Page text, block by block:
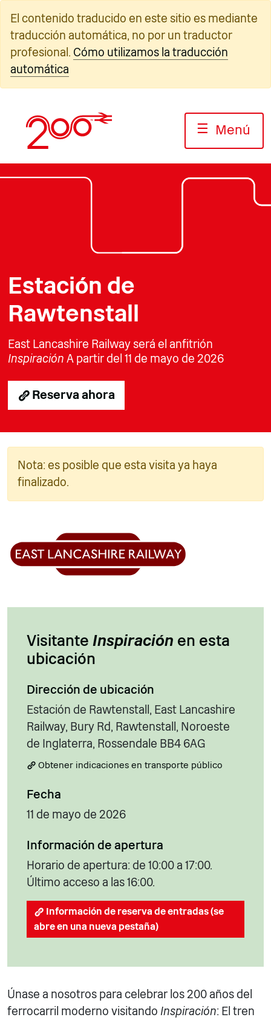
contenido
El contenido traducido en este sitio es mediante
traducción automática, no por un traductor
profesional. Cómo utilizamos la traducción
automática
☰ Menú
Estación de
Rawtenstall
East Lancashire Railway será el anfitrión
Inspiración A partir del 11 de mayo de 2026
Reserva ahora
Nota: es posible que esta visita ya haya
finalizado.
Visitante Inspiración en esta
ubicación
Dirección de ubicación
Estación de Rawtenstall, East Lancashire
Railway, Bury Rd, Rawtenstall, Noroeste
de Inglaterra, Rossendale BB4 6AG
Obtener indicaciones en transporte público
Fecha
11 de mayo de 2026
Información de apertura
Horario de apertura: de 10:00 a 17:00.
Último acceso a las 16:00.
Información de reserva de entradas (se
abre en una nueva pestaña)
Únase a nosotros para celebrar los 200 años del
ferrocarril moderno visitando Inspiración: El tren